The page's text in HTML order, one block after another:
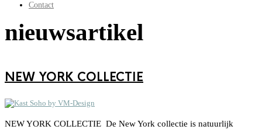
Contact
nieuwsartikel
NEW YORK COLLECTIE
NEW YORK COLLECTIE De New York collectie is natuurlijk